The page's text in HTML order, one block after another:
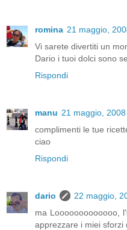
romina 21 maggio,
Vi sarete divertiti un
Dario i tuoi dolci sono
Rispondi
manu 21 maggio,
complimenti le tue
ciao
Rispondi
dario
22 maggio,
ma Looooooooooooo,
apprezzare i miei sforzi